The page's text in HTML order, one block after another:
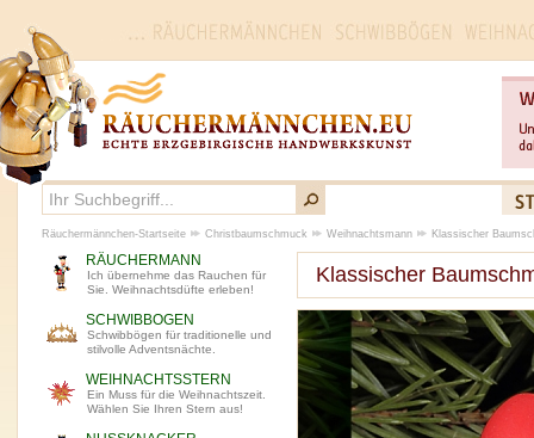
Klassischer
RÄUCHERMANN
Ich übernehme das Rauchen für
Sie. Weihnachtsdüfte erleben!
SCHWIBBOGEN
Schwibbögen für traditionelle und
stilvolle Adventsnächte.
WEIHNACHTSSTERN
Ein Muss für die Weihnachtszeit.
Wählen Sie Ihren Stern aus!
Räuchermännchen-Startseite Christbaumschmuck Weihnachtsmann Klassischer